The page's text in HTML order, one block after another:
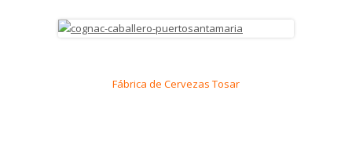
Fábrica de Cervezas Tosar